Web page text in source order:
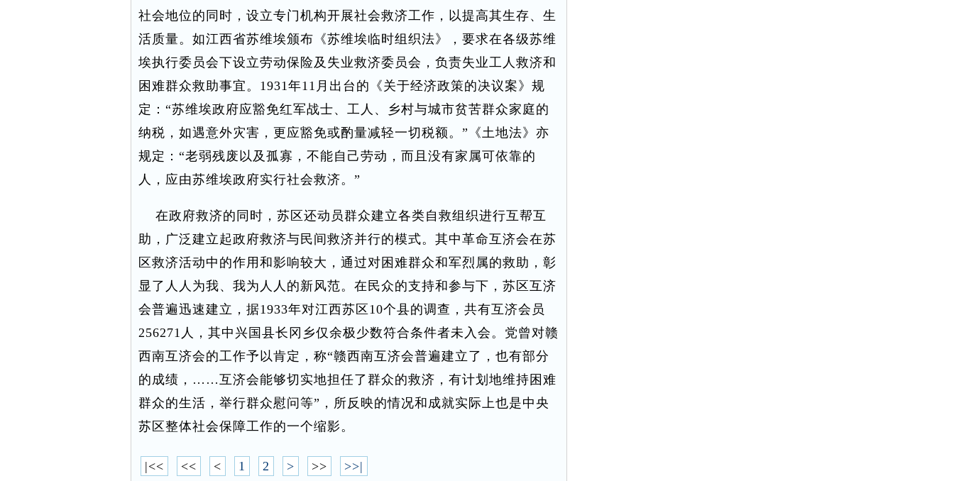
社会地位的同时，设立专门机构开展社会救济工作，以提高其生存、生
活质量。如江西省苏维埃颁布《苏维埃临时组织法》，要求在各级苏维
埃执行委员会下设立劳动保险及失业救济委员会，负责失业工人救济和
困难群众救助事宜。1931年11月出台的《关于经济政策的决议案》规
定：“苏维埃政府应豁免红军战士、工人、乡村与城市贫苦群众家庭的
纳税，如遇意外灾害，更应豁免或酌量减轻一切税额。”《土地法》亦
规定：“老弱残废以及孤寡，不能自己劳动，而且没有家属可依靠的
人，应由苏维埃政府实行社会救济。”
在政府救济的同时，苏区还动员群众建立各类自救组织进行互帮互
助，广泛建立起政府救济与民间救济并行的模式。其中革命互济会在苏
区救济活动中的作用和影响较大，通过对困难群众和军烈属的救助，彰
显了人人为我、我为人人的新风范。在民众的支持和参与下，苏区互济
会普遍迅速建立，据1933年对江西苏区10个县的调查，共有互济会员
256271人，其中兴国县长冈乡仅余极少数符合条件者未入会。党曾对赣
西南互济会的工作予以肯定，称“赣西南互济会普遍建立了，也有部分
的成绩，……互济会能够切实地担任了群众的救济，有计划地维持困难
群众的生活，举行群众慰问等”，所反映的情况和成就实际上也是中央
苏区整体社会保障工作的一个缩影。
|<< << < 1 2 > >> >>|